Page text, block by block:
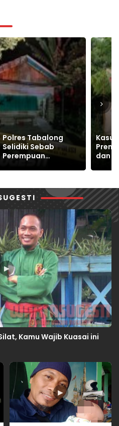
Kasus Tanah,
Preman Alat Berat
dan Kriminal Warga
RI,
▶
Kamu Wajib Kuasai ini
▶